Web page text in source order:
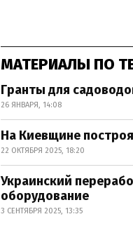
МАТЕРИАЛЫ ПО
Гранты для
26 ЯНВАРЯ, 14:08
На Киевщине
22 ОКТЯБРЯ 2025, 18:20
Украинский
оборудование
3 СЕНТЯБРЯ 2025, 13:35